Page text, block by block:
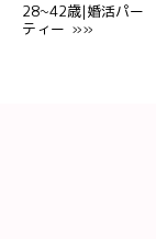
28~42歳|婚活パー
ティー »»